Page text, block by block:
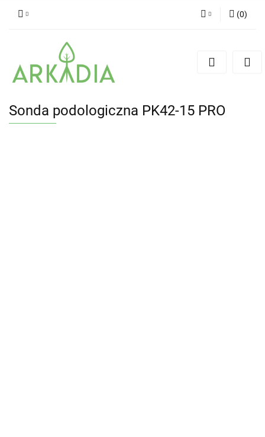
(0)
Sonda podologiczna PK42-15 PRO